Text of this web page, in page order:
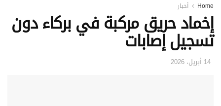
Home أخبار
إخماد حريق مركبة في بركاء دون
تسجيل إصابات
14 أبريل، 2026